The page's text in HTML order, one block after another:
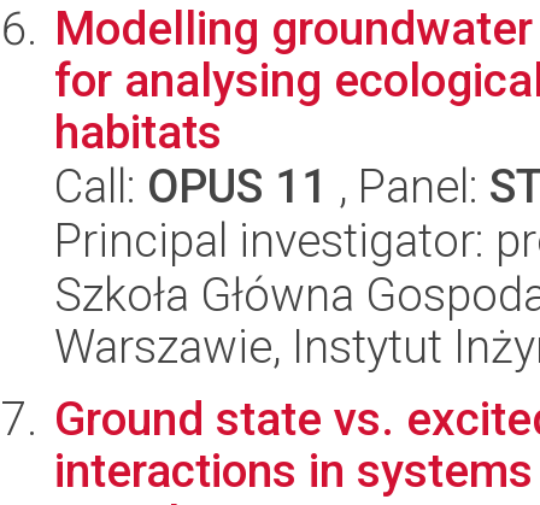
Modelling
for analysing
habitats
Call: OPUS 11 , Panel:
Principal investigator:
Szkoła Główna
Warszawie, Instytut
Ground state vs.
interactions in